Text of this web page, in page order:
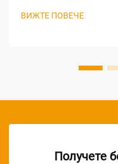
ВИЖТЕ ПОВЕЧЕ
Получете